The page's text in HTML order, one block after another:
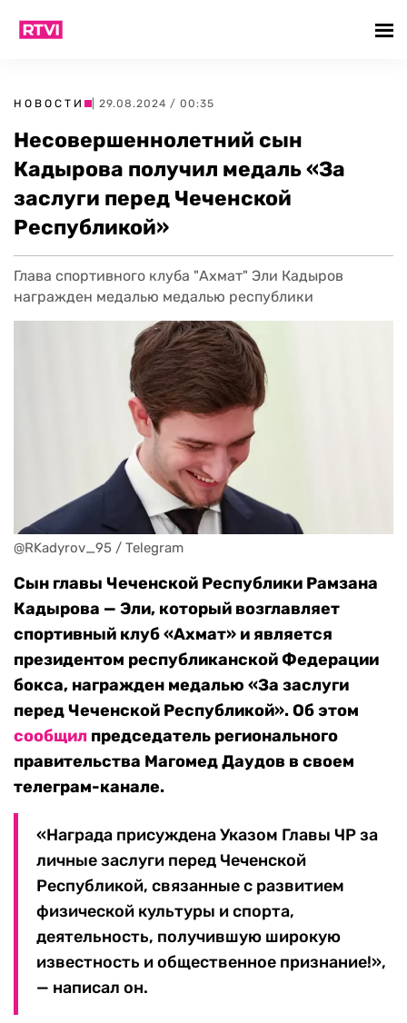
НОВОСТИ | 29.08.2024 / 00:35
Несовершеннолетний сын
Кадырова получил медаль «За
заслуги перед Чеченской
Республикой»
Глава спортивного клуба "Ахмат" Эли Кадыров
награжден медалью медалью республики
@RKadyrov_95 / Telegram
Сын главы Чеченской Республики Рамзана
Кадырова — Эли, который возглавляет
спортивный клуб «Ахмат» и является
президентом республиканской Федерации
бокса, награжден медалью «За заслуги
перед Чеченской Республикой». Об этом
сообщил председатель регионального
правительства Магомед Даудов в своем
телеграм-канале.
«Награда присуждена Указом Главы ЧР за
личные заслуги перед Чеченской
Республикой, связанные с развитием
физической культуры и спорта,
деятельность, получившую широкую
известность и общественное признание!»,
— написал он.